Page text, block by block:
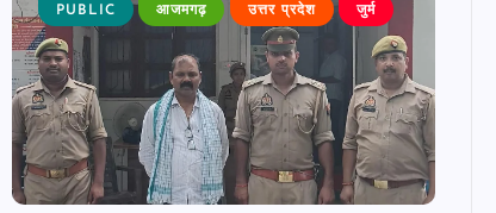
PUBLIC आजमगढ़ उत्तर प्रदेश जुर्म